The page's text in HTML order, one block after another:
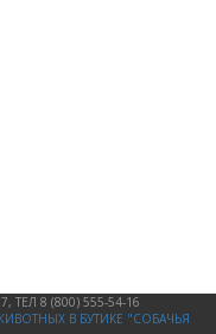
ТЕЛ 8 (800) 555-54-16
В БУТИКЕ "СОБАЧЬЯ